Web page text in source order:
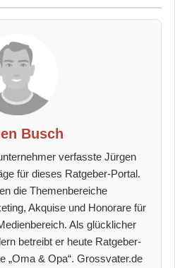
Busch
verfasste Jürgen
für dieses Ratgeber-Portal.
die Themenbereiche
Akquise und Honorare für
Als glücklicher
betreibt er heute Ratgeber-
„Oma & Opa“. Grossvater.de